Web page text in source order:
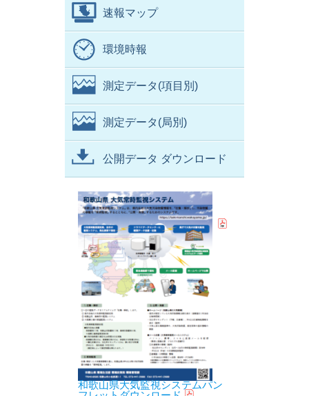
速報マップ
環境時報
測定データ(項目別)
測定データ(局別)
公開データ ダウンロード
和歌山県大気監視システムパン